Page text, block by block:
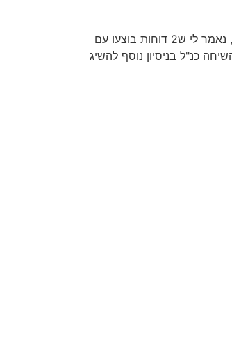
– עירית רמת השרון – , התקשרתי לשלם 2 דוחות גביה, ושאלתי למה לא קיבלתי דוח בחלון הרכב ולמה יש דוח עם קנס, נאמר לי ש2 דוחות בוצעו עם
כנ"ל בניסיון נוסף להשיג